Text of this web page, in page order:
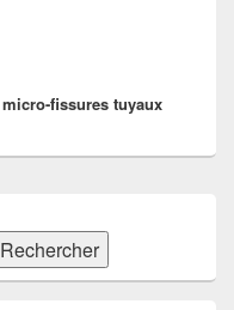
fissures tuyaux
Rechercher